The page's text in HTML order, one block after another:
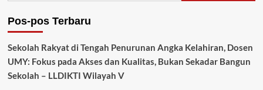
Pos-pos Terbaru
Sekolah Rakyat di Tengah Penurunan Angka Kelahiran, Dosen
UMY: Fokus pada Akses dan Kualitas, Bukan Sekadar Bangun
Sekolah – LLDIKTI Wilayah V